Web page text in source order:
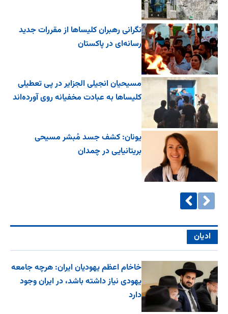
نگرانی رهبران کلیساها از مقررات جدید
رسانه‌ای در پاکستان
مسیحیان انجیلی الجزایر در پی تعطیلی
کلیساها به عبادت مخفیانه روی آورده‌اند
یونان: کشف جسد مُبشر مسیحی
بریتانیایی در چمدان
ادیان
خاخام اعظم یهودیان ایران: هرچه جامعه
یهودی نیاز داشته باشد، در ایران وجود
دارد